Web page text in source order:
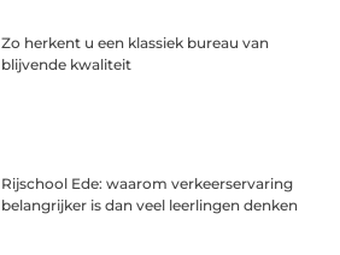
Zo herkent u een klassiek bureau van
blijvende kwaliteit
Rijschool Ede: waarom verkeerservaring
belangrijker is dan veel leerlingen denken